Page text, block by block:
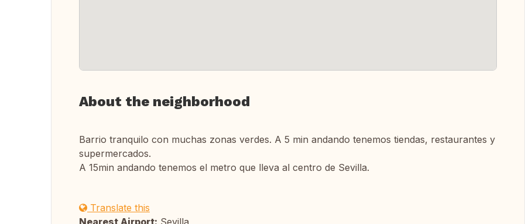
About the neighborhood
Barrio tranquilo con muchas zonas verdes. A 5 min andando tenemos tiendas, restaurantes y
supermercados.
A 15min andando tenemos el metro que lleva al centro de Sevilla.
Translate this
Nearest Airport: Sevilla